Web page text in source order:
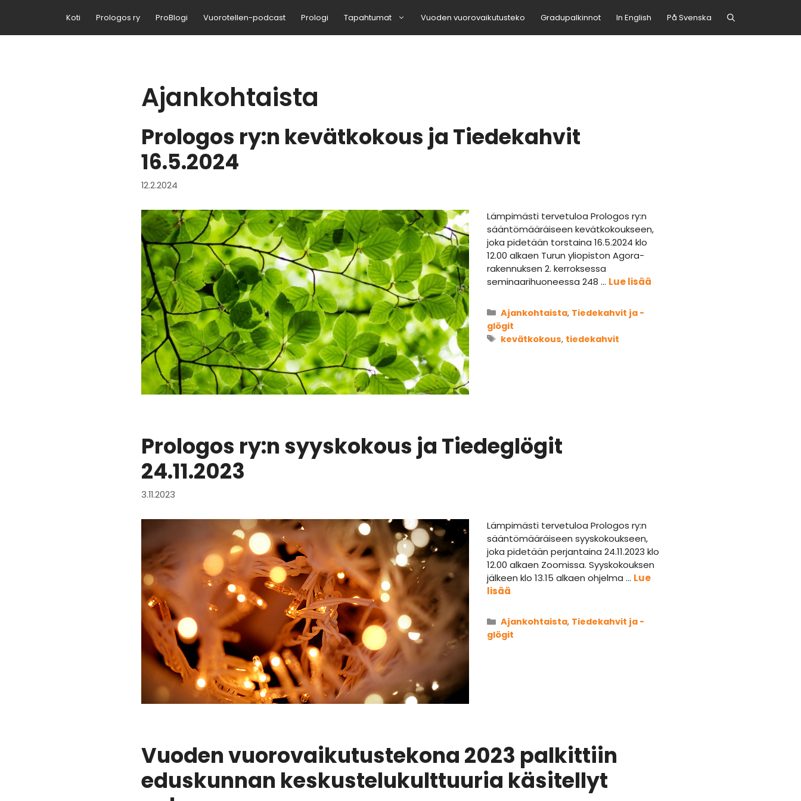
Koti Prologos ry ProBlogi Vuorotellen-podcast Prologi Tapahtumat Vuoden vuorovaikutusteko Gradupalkinnot In English På Svenska
Ajankohtaista
Prologos ry:n kevätkokous ja Tiedekahvit
16.5.2024
12.2.2024
Lämpimästi tervetuloa Prologos ry:n
sääntömääräiseen kevätkokoukseen,
joka pidetään torstaina 16.5.2024 klo
12.00 alkaen Turun yliopiston Agora-
rakennuksen 2. kerroksessa
seminaarihuoneessa 248 … Lue lisää
Kategoriat
Ajankohtaista, Tiedekahvit ja -
glögit
Avainsanat
kevätkokous, tiedekahvit
Prologos ry:n syyskokous ja Tiedeglögit
24.11.2023
3.11.2023
Lämpimästi tervetuloa Prologos ry:n
sääntömääräiseen syyskokoukseen,
joka pidetään perjantaina 24.11.2023 klo
12.00 alkaen Zoomissa. Syyskokouksen
jälkeen klo 13.15 alkaen ohjelma … Lue
lisää
Kategoriat
Ajankohtaista, Tiedekahvit ja -
glögit
Vuoden vuorovaikutustekona 2023 palkittiin
eduskunnan keskustelukulttuuria käsitellyt